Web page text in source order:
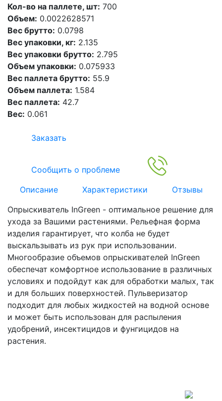
Кол-во на паллете, шт: 700
Объем: 0.0022628571
Вес брутто: 0.0798
Вес упаковки, кг: 2.135
Вес упаковки брутто: 2.795
Объем упаковки: 0.075933
Вес паллета брутто: 55.9
Объем паллета: 1.584
Вес паллета: 42.7
Вес: 0.061
Заказать
Сообщить о проблеме
Описание
Характеристики
Отзывы
Опрыскиватель InGreen - оптимальное решение для
ухода за Вашими растениями. Рельефная форма
изделия гарантирует, что колба не будет
выскальзывать из рук при использовании.
Многообразие объемов опрыскивателей InGreen
обеспечат комфортное использование в различных
условиях и подойдут как для обработки малых, так
и для больших поверхностей. Пульверизатор
подходит для любых жидкостей на водной основе
и может быть использован для распыления
удобрений, инсектицидов и фунгицидов на
растения.